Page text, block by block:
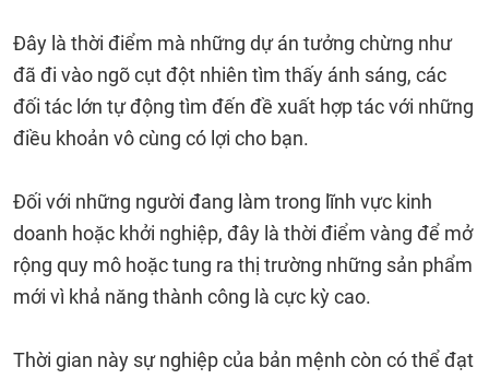
Đây là thời điểm mà những dự án tưởng chừng như
đã đi vào ngõ cụt đột nhiên tìm thấy ánh sáng, các
đối tác lớn tự động tìm đến đề xuất hợp tác với những
điều khoản vô cùng có lợi cho bạn.
Đối với những người đang làm trong lĩnh vực kinh
doanh hoặc khởi nghiệp, đây là thời điểm vàng để mở
rộng quy mô hoặc tung ra thị trường những sản phẩm
mới vì khả năng thành công là cực kỳ cao.
Thời gian này sự nghiệp của bản mệnh còn có thể đạt